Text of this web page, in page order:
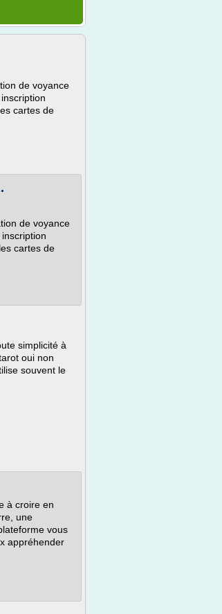
de voyance
cartes de
de voyance
cartes de
simplicité à
oui non
souvent le
à croire en
une
vous
appréhender